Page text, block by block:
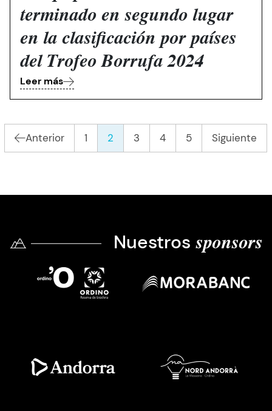
terminado en segundo lugar
en la clasificación por países
del Trofeo Borrufa 2024
Leer más
Paginación Primera página
Anterior
Página anterior 1 2 3 4 5 Siguiente
Última página
Nuestros sponsors
Imatge Imatge
Imatge Imatge